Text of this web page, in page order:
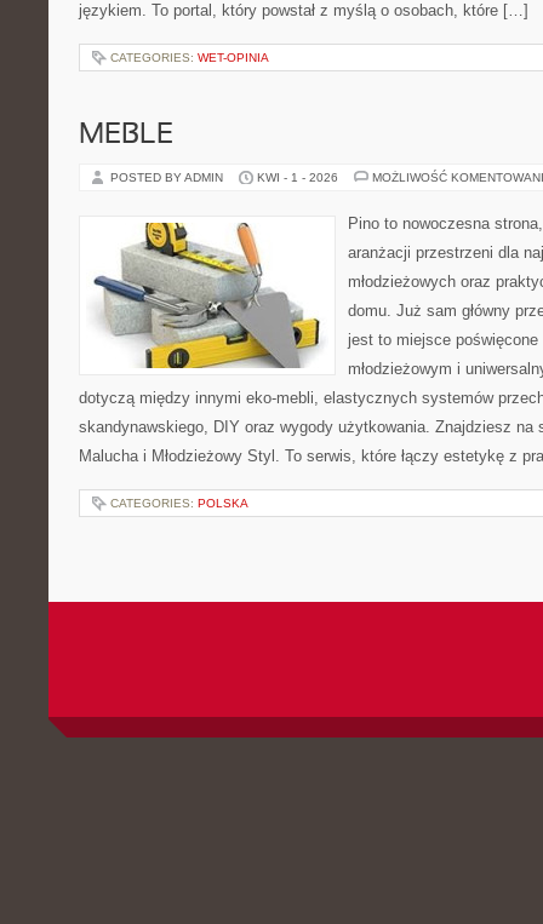
językiem. To portal, który powstał z myślą o osobach, które […]
CATEGORIES: WET-OPINIA
MEBLE
POSTED BY ADMIN KWI - 1 - 2026 MOŻLIWOŚĆ
Pino to nowoczesna
aranżacji przestrzeni dla
młodzieżowych oraz
domu. Już sam główny
jest to miejsce
młodzieżowym i
dotyczą między innymi eko-mebli, elastycznych systemów
skandynawskiego, DIY oraz wygody użytkowania. Znajdziesz na
Malucha i Młodzieżowy Styl. To serwis, które łączy estetykę z
CATEGORIES: POLSKA